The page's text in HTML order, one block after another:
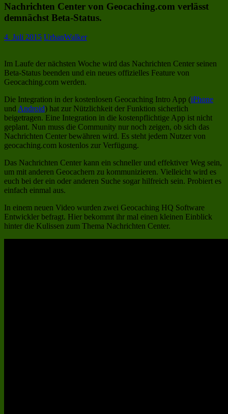
Nachrichten Center von Geocaching.com verlässt
demnächst Beta-Status.
4. Juli 2015 UrbanWalker
Im Laufe der nächsten Woche wird das Nachrichten Center seinen
Beta-Status beenden und ein neues offizielles Feature von
Geocaching.com werden.
Die Integration in der kostenlosen Geocaching Intro App (iPhone
undAndroid) hat zur Nützlichkeit der Funktion sicherlich
beigetragen. Eine Integration in die kostenpflichtige App ist nicht
geplant. Nun muss die Community nur noch zeigen, ob sich das
Nachrichten Center bewähren wird. Es steht jedem Nutzer von
geocaching.com kostenlos zur Verfügung.
Das Nachrichten Center kann ein schneller und effektiver Weg sein,
um mit anderen Geocachern zu kommunizieren. Vielleicht wird es
euch bei der ein oder anderen Suche sogar hilfreich sein. Probiert es
einfach einmal aus.
In einem neuen Video wurden zwei Geocaching HQ Software
Entwickler befragt. Hier bekommt ihr mal einen kleinen Einblick
hinter die Kulissen zum Thema Nachrichten Center.